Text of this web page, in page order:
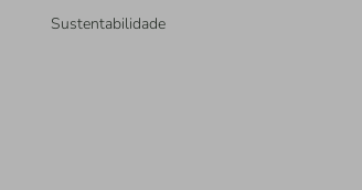
Sustentabilidade